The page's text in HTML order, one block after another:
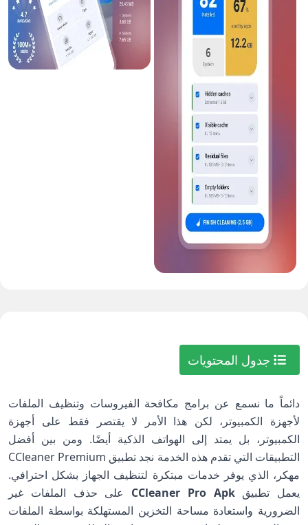
جدول المحتويات
دائماً ما نسمع عن برامج مكافحة الفيروسات وتنظيف الملفات
لأجهزة الكمبيوتر، لكن هذا الأمر لا يقتصر فقط على أجهزة
الكمبيوتر، بل يمتد إلى الهواتف الذكية أيضًا. ومن بين أفضل
التطبيقات التي تقدم هذه الخدمة نجد تطبيق CCleaner Premium
مهكر، الذي يوفر خدمات مبتكرة لتنظيف الجهاز بشكل احترافي.
يعمل تطبيقCCleaner Pro Apk على حذف الملفات غير
الضرورية واستعادة مساحة التخزين المستهلكة بواسطة الملفات